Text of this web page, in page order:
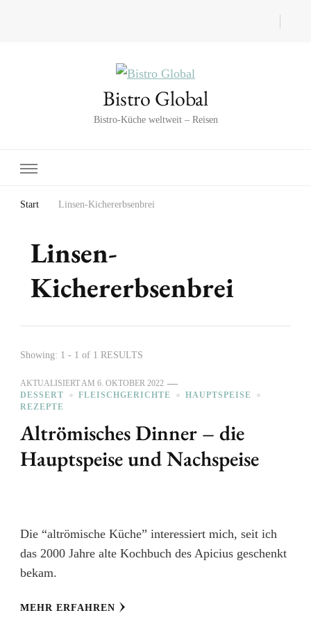
Bistro Global
Bistro-Küche weltweit – Reisen
Start Linsen-Kichererbsenbrei
Linsen-
Kichererbsenbrei
Showing: 1 - 1 of 1 RESULTS
AKTUALISIERT AM 6. OKTOBER 2022
DESSERT
FLEISCHGERICHTE
HAUPTSPEISE
REZEPTE
Altrömisches Dinner – die
Hauptspeise und Nachspeise
Die “altrömische Küche” interessiert mich, seit ich
das 2000 Jahre alte Kochbuch des Apicius geschenkt
bekam.
MEHR ERFAHREN